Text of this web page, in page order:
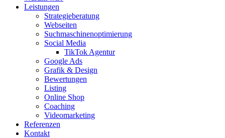
Leistungen
Strategieberatung
Webseiten
Suchmaschinenoptimierung
Social Media
TikTok Agentur
Google Ads
Grafik & Design
Bewertungen
Listing
Online Shop
Coaching
Videomarketing
Referenzen
Kontakt